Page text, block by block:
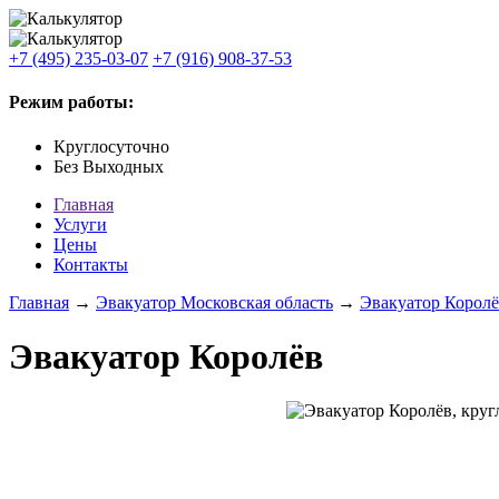
+7 (495) 235-03-07 +7 (916) 908-37-53
Режим работы:
Круглосуточно
Без Выходных
Главная
Услуги
Цены
Контакты
Главная → Эвакуатор Московская область → Эвакуатор
Эвакуатор Королёв